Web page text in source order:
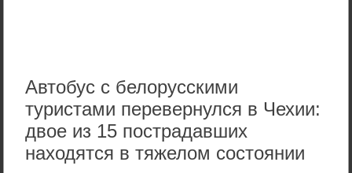
Автобус с белорусскими
туристами перевернулся в Чехии:
двое из 15 пострадавших
находятся в тяжелом состоянии